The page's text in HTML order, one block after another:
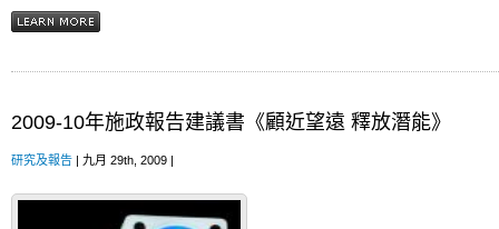
2009-10年施政報告建議書《顧近望遠 釋放潛能》
研究及報告 | 九月 29th, 2009 |